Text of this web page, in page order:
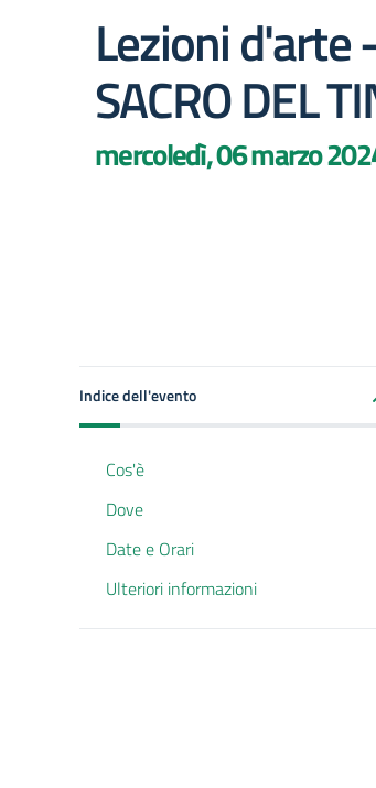
Lezioni d'arte
SACRO DEL
mercoledì, 06 marzo
Indice dell'evento
Cos'è
Dove
Date e Orari
Ulteriori informazioni